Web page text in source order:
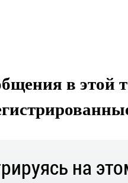
в этой
на